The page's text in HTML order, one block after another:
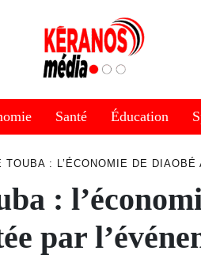
Santé Éducation
TOUBA : L’ÉCONOMIE DE DIAOBÉ
:
par